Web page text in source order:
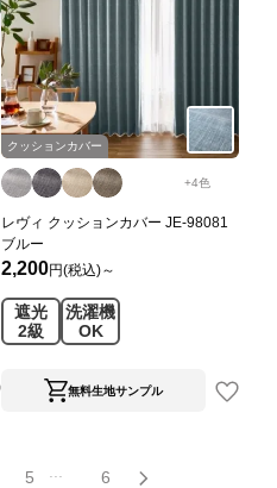
クッションカバー
+4色
レヴィ クッションカバー JE-98081
ブルー
2,200円(税込)～
遮光
2級
洗濯機
OK
無料生地サンプル
5 6